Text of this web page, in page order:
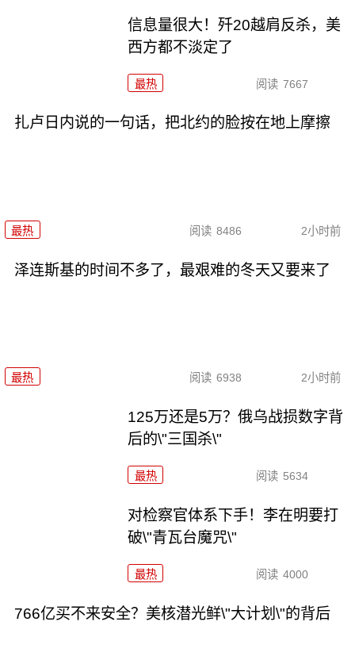
信息量很大！歼20越肩反杀，美
西方都不淡定了
最热 阅读 7667
扎卢日内说的一句话，把北约的脸按在地上摩擦
最热 阅读 8486 2小时前
泽连斯基的时间不多了，最艰难的冬天又要来了
最热 阅读 6938 2小时前
125万还是5万？俄乌战损数字背
后的\"三国杀\"
最热 阅读 5634
对检察官体系下手！李在明要打
破\"青瓦台魔咒\"
最热 阅读 4000
766亿买不来安全？美核潜光鲜\"大计划\"的背后